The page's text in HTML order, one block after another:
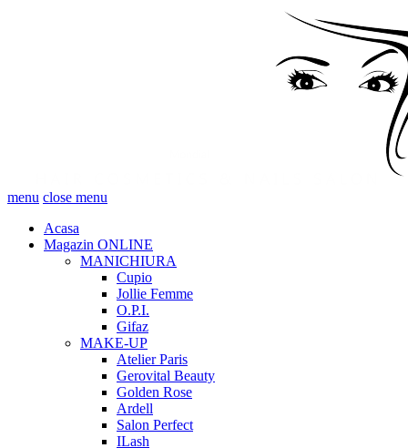
menu close menu
Acasa
Magazin ONLINE
MANICHIURA
Cupio
Jollie Femme
O.P.I.
Gifaz
MAKE-UP
Atelier Paris
Gerovital Beauty
Golden Rose
Ardell
Salon Perfect
ILash